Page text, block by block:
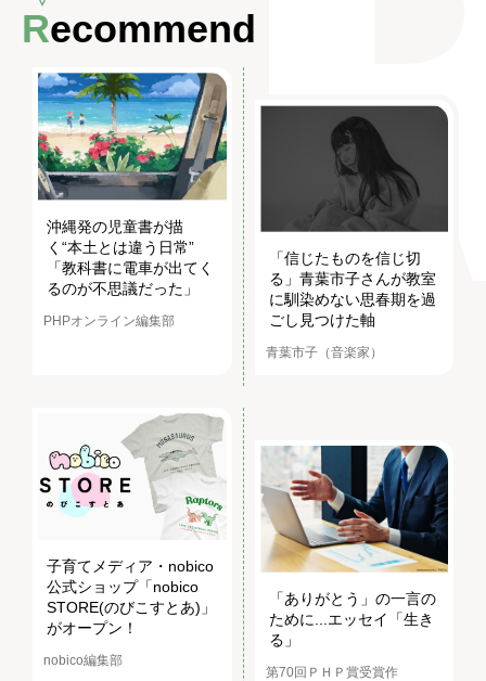
Recommend
沖縄発の児童書が描
く“本土とは違う日常”
「教科書に電車が出てく
るのが不思議だった」
PHPオンライン編集部
「信じたものを信じ切
る」青葉市子さんが教室
に馴染めない思春期を過
ごし見つけた軸
青葉市子（音楽家）
子育てメディア・nobico
公式ショップ「nobico
STORE(のびこすとあ)」
がオープン！
nobico編集部
「ありがとう」の一言の
ために...エッセイ「生き
る」
第70回ＰＨＰ賞受賞作